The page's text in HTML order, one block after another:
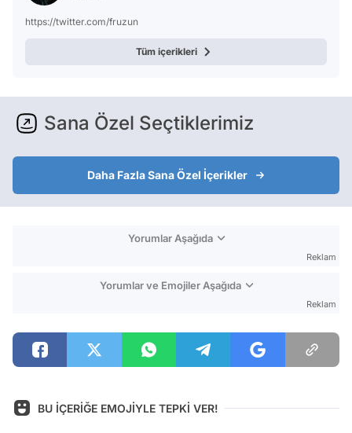
https://twitter.com/fruzun
Tüm içerikleri
Sana Özel Seçtiklerimiz
Daha Fazla Sana Özel İçerikler
Yorumlar Aşağıda
Reklam
Yorumlar ve Emojiler Aşağıda
Reklam
BU İÇERİĞE EMOJİYLE TEPKİ VER!